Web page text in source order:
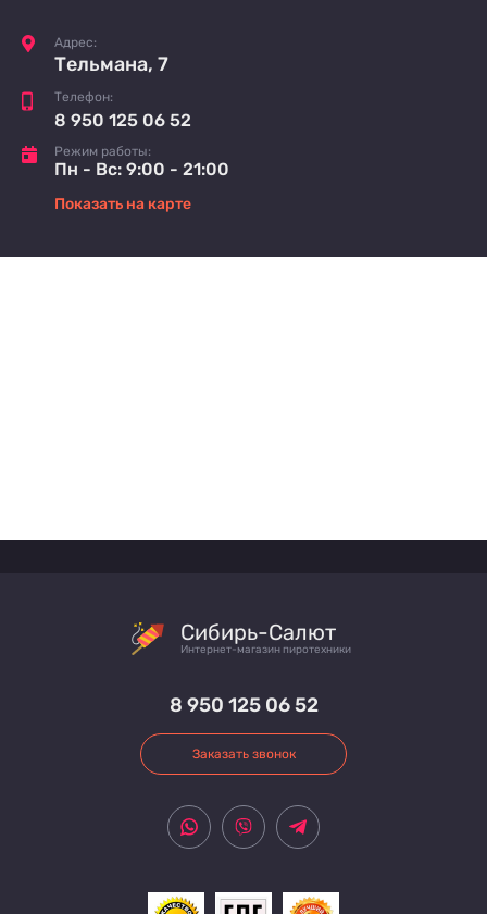
Адрес:
Тельмана, 7
Телефон:
8 950 125 06 52
Режим работы:
Пн - Вс: 9:00 - 21:00
Показать на карте
Сибирь-Салют
Интернет-магазин пиротехники
8 950 125 06 52
Заказать звонок